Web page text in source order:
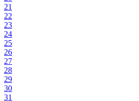
21
22
23
24
25
26
27
28
29
30
31